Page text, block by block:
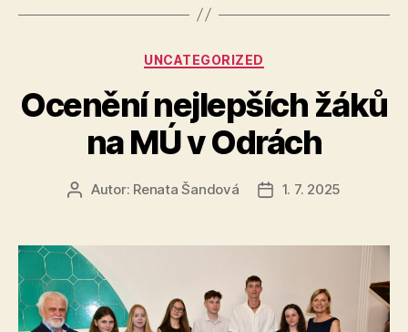
Rubriky
UNCATEGORIZED
Ocenění nejlepších žáků
na MÚ v Odrách
AutorAutor: Renata Šandová
Datum1. 7. 2025